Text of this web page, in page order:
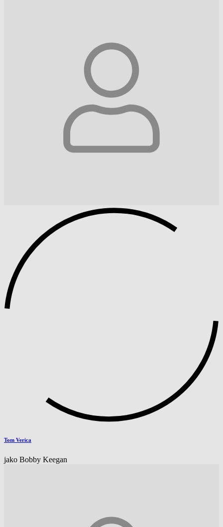
Tom Verica
jako Bobby Keegan